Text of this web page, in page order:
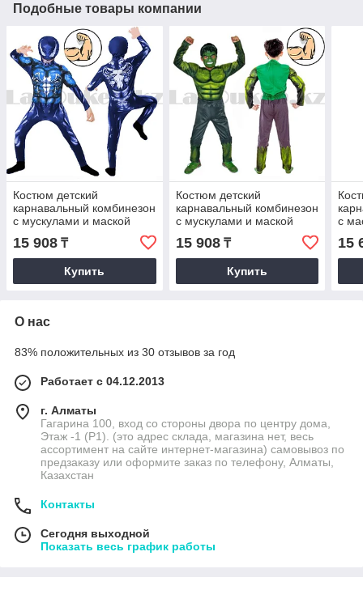
Подобные товары компании
Костюм детский
карнавальный комбинезон
с мускулами и маской
15 908 ₸
Купить
Костюм детский
карнавальный комбинезон
с мускулами и маской
15 908₸
Купить
с
15
О нас
83% положительных из 30 отзывов за год
Работает с 04.12.2013
г. Алматы
Гагарина 100, вход со стороны двора по центру дома,
Этаж -1 (P1). (это адрес склада, магазина нет, весь
ассортимент на сайте интернет-магазина) самовывоз по
предзаказу или оформите заказ по телефону, Алматы,
Казахстан
Контакты
Сегодня выходной
Показать весь график работы